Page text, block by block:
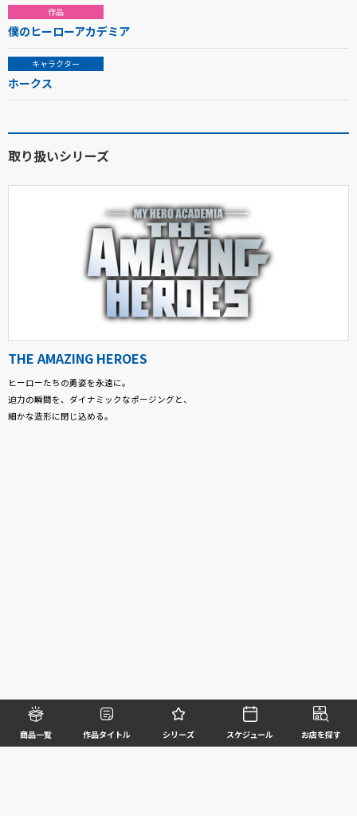
商品一覧 作品タイトル シリーズ スケジュール お店を探す
作品
僕のヒーローアカデミア
キャラクター
ホークス
取り扱いシリーズ
THE AMAZING HEROES
ヒーローたちの勇姿を永遠に。
迫力の瞬間を、ダイナミックなポージングと、
細かな造形に閉じ込める。